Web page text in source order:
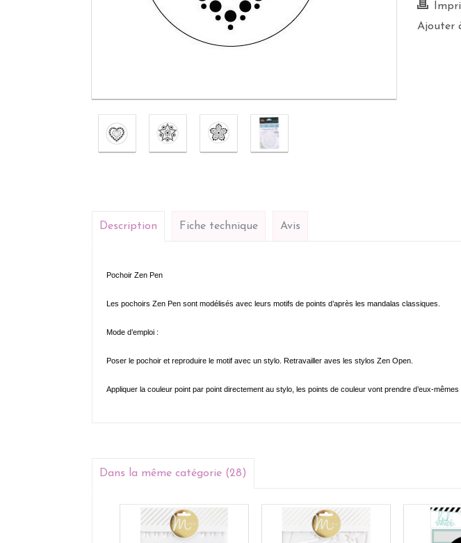
Ajouter
Description Fiche technique Avis
Pochoir Zen Pen
Les pochoirs Zen Pen sont modélisés avec leurs motifs de points d’après les mandalas classiques.
Mode d’emploi :
Poser le pochoir et reproduire le motif avec un stylo. Retravailler aves les stylos Zen Open.
Appliquer la couleur point par point directement au stylo, les points de couleur vont prendre d’eux-
Dans la même catégorie (28)